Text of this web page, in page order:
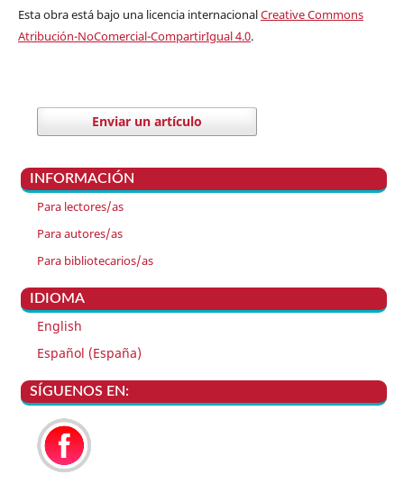
Esta obra está bajo una licencia internacionalCreative Commons
Atribución-NoComercial-CompartirIgual 4.0.
Enviar un artículo
INFORMACIÓN
Para lectores/as
Para autores/as
Para bibliotecarios/as
IDIOMA
English
Español (España)
SÍGUENOS EN: